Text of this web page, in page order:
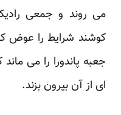
می‏ روند و جمعی
کوشند شرایط را عوض
جعبه پاندورا را می‏
‏ای از آن بیرون بزند.